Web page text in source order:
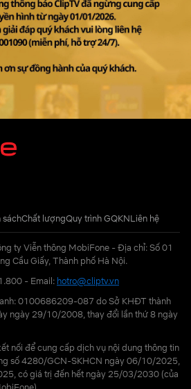
sáchChất lượngQuy trình GQKNLiên hệ
ty Viễn thông MobiFone - Địa chỉ: Số 01
Cầu Giấy, Thành phố Hà Nội.
- Email: hotro@cliptv.vn
0100686209-087 do Sở KHĐT thành
ngày 29/10/2008, thay đổi lần thứ 8 ngày
nối để cung cấp dịch vụ nội dung thông tin
số 4280/GCN-SKHCN ngày 06/10/2025,
có giá trị đến hết ngày 25/03/2030 (của